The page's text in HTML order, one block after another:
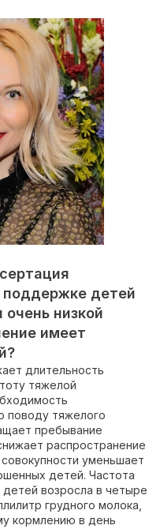
поддержке детей
очень низкой
имеет
длительность
тяжелой
поводу тяжелого
пребывание
распространение
уменьшает
детей. Частота
детей возросла в четыре
грудного молока,
кормлению в день